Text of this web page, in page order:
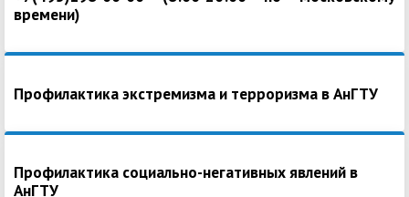
времени)
Профилактика экстремизма и терроризма в АнГТУ
Профилактика социально-негативных явлений в
АнГТУ